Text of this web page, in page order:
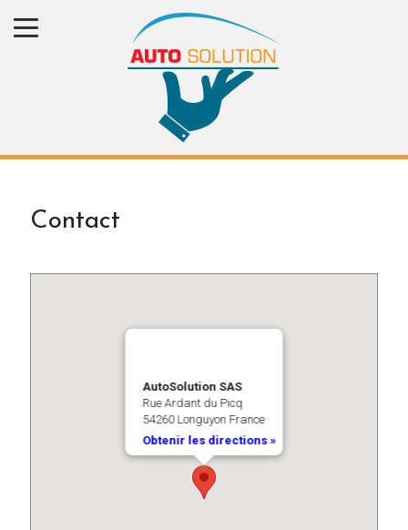
Contact
AutoSolution SAS
Rue Ardant du Picq
54260 Longuyon France
Obtenir les directions »